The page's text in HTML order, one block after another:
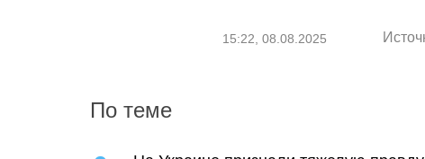
15:22, 08.08.2025
По теме